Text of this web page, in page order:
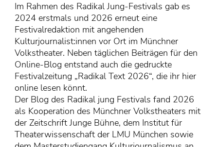
Aktuelles Heft
Alle Hefte
Festivalheft
SUCHE
KONTAKT
Mediadaten
Über uns
junge bühne-Beirat
Im Rahmen des Radikal Jung-Festivals gab es
2024 erstmals und 2026 erneut eine
Festivalredaktion mit angehenden
Kulturjournalist:innen vor Ort im Münchner
Volkstheater. Neben täglichen Beiträgen für den
Online-Blog entstand auch die gedruckte
Festivalzeitung „Radikal Text 2026“, die ihr hier
online lesen könnt.
Der Blog des Radikal jung Festivals fand 2026
als Kooperation des Münchner Volkstheaters mit
der Zeitschrift Junge Bühne, dem Institut für
Theaterwissenschaft der LMU München sowie